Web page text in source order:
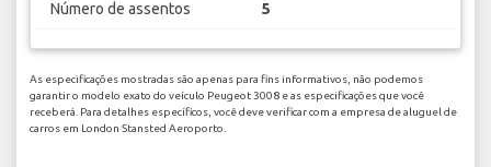
Número de assentos 5
As especificações mostradas são apenas para fins informativos, não podemos
garantir o modelo exato do veículo Peugeot 3008 e as especificações que você
receberá. Para detalhes específicos, você deve verificar com a empresa de aluguel de
carros em London Stansted Aeroporto.